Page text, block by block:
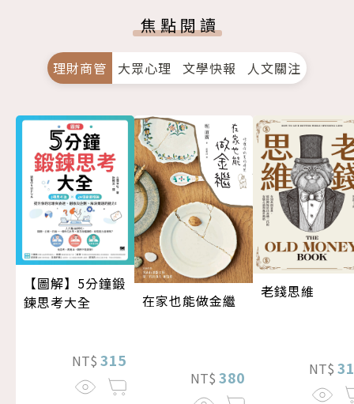
焦點閱讀
理財商管 大眾心理 文學快報 人文關注
【圖解】5分鐘鍛
鍊思考大全
NT$ 315
在家也能做金繼
NT$ 380
老錢思維
NT$